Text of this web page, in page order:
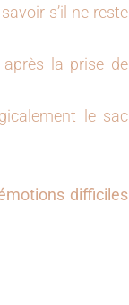
s’il ne reste
après la prise de
le sac
difficiles